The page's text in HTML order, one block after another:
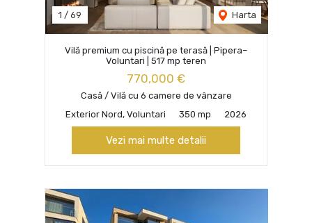
1 / 69 Harta
Vilă premium cu piscină pe terasă | Pipera–
Voluntari | 517 mp teren
770,000 €
Casă / Vilă cu 6 camere de vânzare
Exterior Nord, Voluntari
350 mp 2026
Vezi mai multe detalii